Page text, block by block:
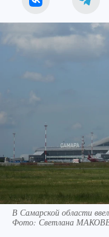
В Самарской области
Фото: Светлана